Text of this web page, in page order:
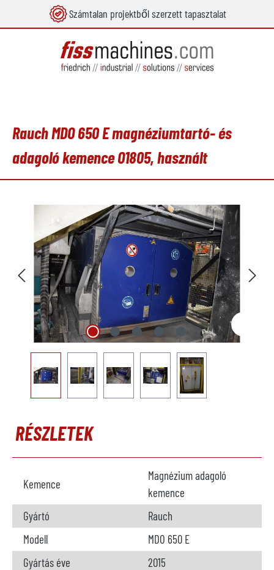
Számtalan projektből szerzett tapasztalat
Rauch MDO 650 E magnéziumtartó- és
adagoló kemence O1805, használt
Képgaléria kihagyása
RÉSZLETEK
Kemence
Magnézium adagoló
kemence
Gyártó
Rauch
Modell
MDO 650 E
Gyártás éve
2015